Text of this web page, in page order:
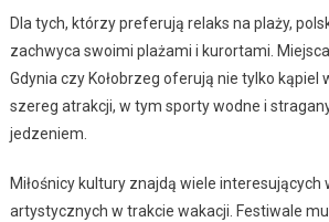
Dla tych, którzy preferują relaks na plaży,
zachwyca swoimi plażami i kurortami.
Gdynia czy Kołobrzeg oferują nie tylko kąpiel
szereg atrakcji, w tym sporty wodne i
jedzeniem.
Miłośnicy kultury znajdą wiele interesujących
artystycznych w trakcie wakacji. Festiwale